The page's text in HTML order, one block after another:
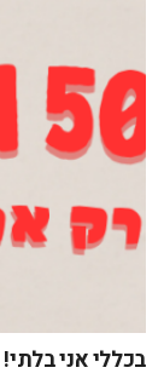
בכללי אני בלתי! – פרק 8